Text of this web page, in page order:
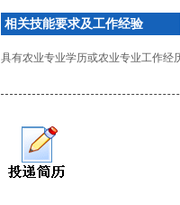
相关技能要求及工作经验
具有农业专业学历或农业专业工作经